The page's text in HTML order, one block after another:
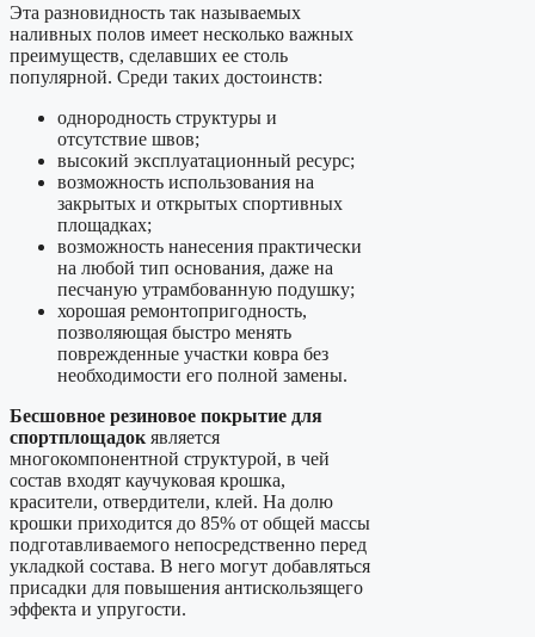
Эта разновидность так называемых
наливных полов имеет несколько важных
преимуществ, сделавших ее столь
популярной. Среди таких достоинств:
однородность структуры и
отсутствие швов;
высокий эксплуатационный ресурс;
возможность использования на
закрытых и открытых спортивных
площадках;
возможность нанесения практически
на любой тип основания, даже на
песчаную утрамбованную подушку;
хорошая ремонтопригодность,
позволяющая быстро менять
поврежденные участки ковра без
необходимости его полной замены.
Бесшовное резиновое покрытие для
спортплощадок является
многокомпонентной структурой, в чей
состав входят каучуковая крошка,
красители, отвердители, клей. На долю
крошки приходится до 85% от общей массы
подготавливаемого непосредственно перед
укладкой состава. В него могут добавляться
присадки для повышения антискользящего
эффекта и упругости.